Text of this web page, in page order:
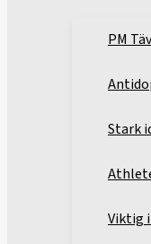
PM
Stark
Viktig